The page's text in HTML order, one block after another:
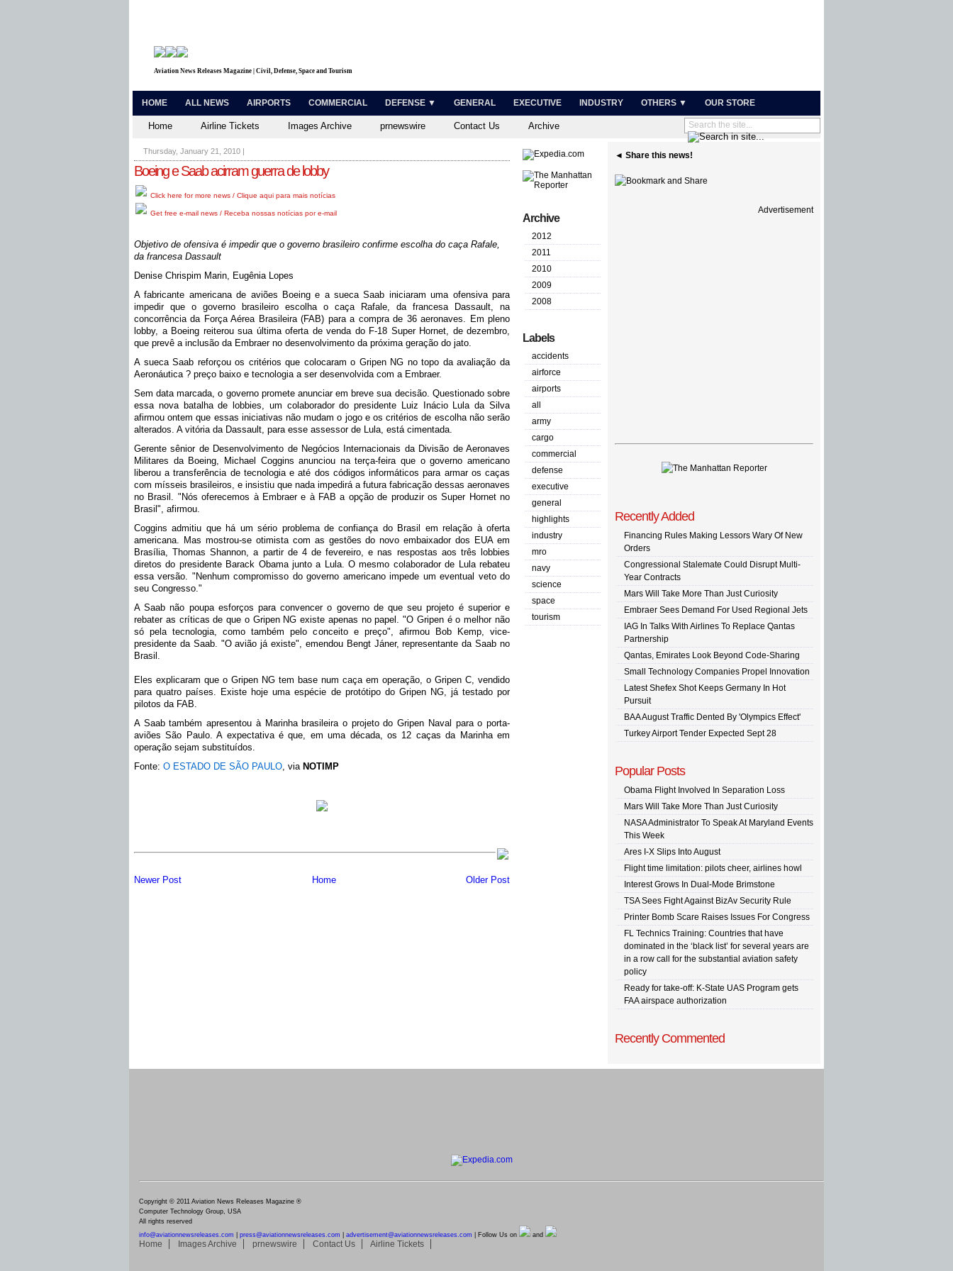
Aviation News Releases Magazine | Civil, Defense, Space and Tourism
HOME ALL NEWS AIRPORTS COMMERCIAL DEFENSE ▼ GENERAL EXECUTIVE INDUSTRY OTHERS ▼ OUR STORE
Home Airline Tickets Images Archive prnewswire Contact Us Archive
Thursday, January 21, 2010 |
Boeing e Saab acirram guerra de lobby
Click here for more news / Clique aqui para mais notícias
Get free e-mail news / Receba nossas notícias por e-mail
Objetivo de ofensiva é impedir que o governo brasileiro confirme escolha do caça Rafale,
da francesa Dassault
Denise Chrispim Marin, Eugênia Lopes
A fabricante americana de aviões Boeing e a sueca Saab iniciaram uma ofensiva para
impedir que o governo brasileiro escolha o caça Rafale, da francesa Dassault, na
concorrência da Força Aérea Brasileira (FAB) para a compra de 36 aeronaves. Em pleno
lobby, a Boeing reiterou sua última oferta de venda do F-18 Super Hornet, de dezembro,
que prevê a inclusão da Embraer no desenvolvimento da próxima geração do jato.
A sueca Saab reforçou os critérios que colocaram o Gripen NG no topo da avaliação da
Aeronáutica ? preço baixo e tecnologia a ser desenvolvida com a Embraer.
Sem data marcada, o governo promete anunciar em breve sua decisão. Questionado sobre
essa nova batalha de lobbies, um colaborador do presidente Luiz Inácio Lula da Silva
afirmou ontem que essas iniciativas não mudam o jogo e os critérios de escolha não serão
alterados. A vitória da Dassault, para esse assessor de Lula, está cimentada.
Gerente sênior de Desenvolvimento de Negócios Internacionais da Divisão de Aeronaves
Militares da Boeing, Michael Coggins anunciou na terça-feira que o governo americano
liberou a transferência de tecnologia e até dos códigos informáticos para armar os caças
com mísseis brasileiros, e insistiu que nada impedirá a futura fabricação dessas aeronaves
no Brasil. "Nós oferecemos à Embraer e à FAB a opção de produzir os Super Hornet no
Brasil", afirmou.
Coggins admitiu que há um sério problema de confiança do Brasil em relação à oferta
americana. Mas mostrou-se otimista com as gestões do novo embaixador dos EUA em
Brasília, Thomas Shannon, a partir de 4 de fevereiro, e nas respostas aos três lobbies
diretos do presidente Barack Obama junto a Lula. O mesmo colaborador de Lula rebateu
essa versão. "Nenhum compromisso do governo americano impede um eventual veto do
seu Congresso."
A Saab não poupa esforços para convencer o governo de que seu projeto é superior e
rebater as críticas de que o Gripen NG existe apenas no papel. "O Gripen é o melhor não
só pela tecnologia, como também pelo conceito e preço", afirmou Bob Kemp, vice-
presidente da Saab. "O avião já existe", emendou Bengt Jáner, representante da Saab no
Brasil.
Eles explicaram que o Gripen NG tem base num caça em operação, o Gripen C, vendido
para quatro países. Existe hoje uma espécie de protótipo do Gripen NG, já testado por
pilotos da FAB.
A Saab também apresentou à Marinha brasileira o projeto do Gripen Naval para o porta-
aviões São Paulo. A expectativa é que, em uma década, os 12 caças da Marinha em
operação sejam substituídos.
Fonte: O ESTADO DE SÃO PAULO, via NOTIMP
Newer Post Older Post
Home
Archive
2012
2011
2010
2009
2008
Labels
accidents
airforce
airports
all
army
cargo
commercial
defense
executive
general
highlights
industry
mro
navy
science
space
tourism
◄ Share this news!
Advertisement
Recently Added
Financing Rules Making Lessors Wary Of New
Orders
Congressional Stalemate Could Disrupt Multi-
Year Contracts
Mars Will Take More Than Just Curiosity
Embraer Sees Demand For Used Regional Jets
IAG In Talks With Airlines To Replace Qantas
Partnership
Qantas, Emirates Look Beyond Code-Sharing
Small Technology Companies Propel Innovation
Latest Shefex Shot Keeps Germany In Hot
Pursuit
BAA August Traffic Dented By 'Olympics Effect'
Turkey Airport Tender Expected Sept 28
Popular Posts
Obama Flight Involved In Separation Loss
Mars Will Take More Than Just Curiosity
NASA Administrator To Speak At Maryland Events
This Week
Ares I-X Slips Into August
Flight time limitation: pilots cheer, airlines howl
Interest Grows In Dual-Mode Brimstone
TSA Sees Fight Against BizAv Security Rule
Printer Bomb Scare Raises Issues For Congress
FL Technics Training: Countries that have
dominated in the ‘black list’ for several years are
in a row call for the substantial aviation safety
policy
Ready for take-off: K-State UAS Program gets
FAA airspace authorization
Recently Commented
Copyright © 2011 Aviation News Releases Magazine ®
Computer Technology Group, USA
All rights reserved
info@aviationnewsreleases.com
press@aviationnewsreleases.com advertisement@aviationnewsreleases.com | Follow Us on and
Home Images Archive prnewswire Contact Us Airline Tickets